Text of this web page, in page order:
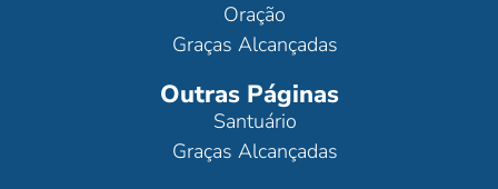
Oração
Graças Alcançadas
Outras Páginas
Santuário
Graças Alcançadas